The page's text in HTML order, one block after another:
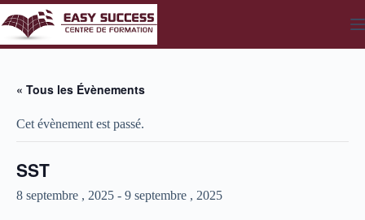
Passer
au
contenu
« Tous les Évènements
Cet évènement est passé.
SST
8 septembre , 2025 - 9 septembre , 2025